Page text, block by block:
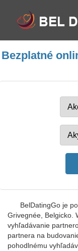
Bezplatné
BelDatingGo je
Grivegnée, Belgicko.
vyhľadávanie
partnera na
pohodlnému